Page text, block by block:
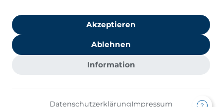
Akzeptieren
Ablehnen
Information
DatenschutzerklärungImpressum